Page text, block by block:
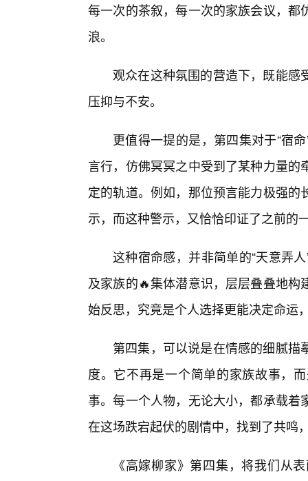
每一次的茶叙，每一次的家族会议，
浪。
观众在这种氛围的营造下，既能
压抑与不安。
更值得一提的是，第四集对于“宿
言行，仿佛冥冥之中受到了某种力量
定的轨道。例如，那位预言能力极强
示，而这种警示，又恰恰印证了之前的
这种宿命感，并非简单的“天意弄
及家族的🔥集体潜意识，层层叠叠地
始反思，究竟是个人选择更能决定命运
第四集，可以说是在情感的细腻
度。它不再是一个简单的家族故事，
事。每一个人物，无论大小，都承载
在这场跌宕起伏的剧情中，找到了共鸣
《高嫁柳家》第四集，将我们从